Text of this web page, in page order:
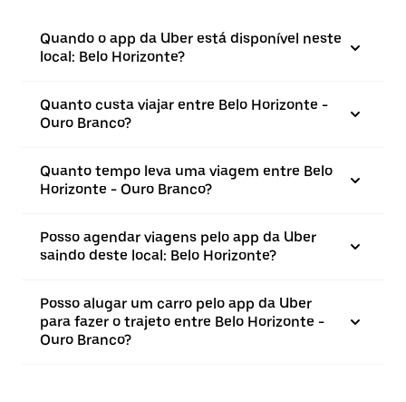
Quando o app da Uber está disponível neste
local: Belo Horizonte?
Quanto custa viajar entre Belo Horizonte -
Ouro Branco?
Quanto tempo leva uma viagem entre Belo
Horizonte - Ouro Branco?
Posso agendar viagens pelo app da Uber
saindo deste local: Belo Horizonte?
Posso alugar um carro pelo app da Uber
para fazer o trajeto entre Belo Horizonte -
Ouro Branco?